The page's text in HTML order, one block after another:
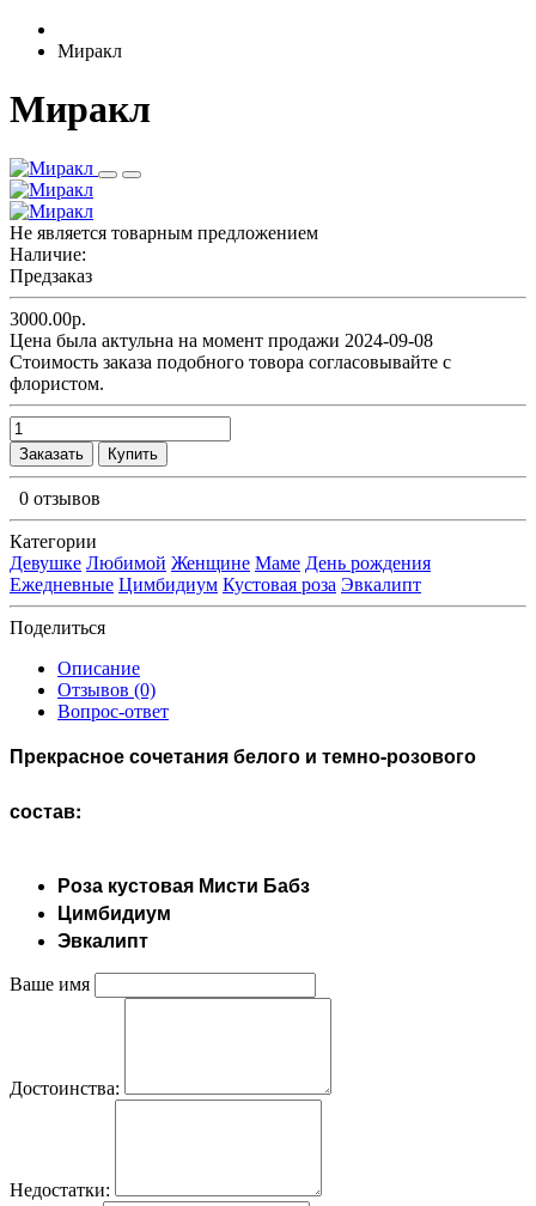
Миракл
Миракл
Не является товарным предложением
Наличие:
Предзаказ
3000.00р.
Цена была актульна на момент продажи 2024-09-08
Cтоимость заказа подобного товора согласовывайте с
флористом.
Заказать Купить
0 отзывов
Категории
Девушке Любимой Женщине Маме День рождения
Ежедневные Цимбидиум Кустовая роза Эвкалипт
Поделиться
Описание
Отзывов (0)
Вопрос-ответ
Прекрасное сочетания белого и темно-розового
состав:
Роза кустовая Мисти Бабз
Цимбидиум
Эвкалипт
Ваше имя
Достоинства:
Недостатки: